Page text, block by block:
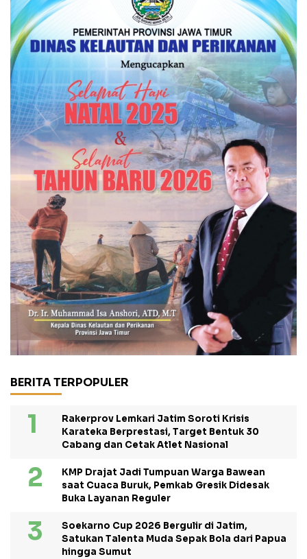
BERITA TERPOPULER
Rakerprov Lemkari Jatim Soroti Krisis
Karateka Berprestasi, Target Bentuk 30
Cabang dan Cetak Atlet Nasional
KMP Drajat Jadi Tumpuan Warga Bawean
saat Cuaca Buruk, Pemkab Gresik Didesak
Buka Layanan Reguler
Soekarno Cup 2026 Bergulir di Jatim,
Satukan Talenta Muda Sepak Bola dari Papua
hingga Sumut